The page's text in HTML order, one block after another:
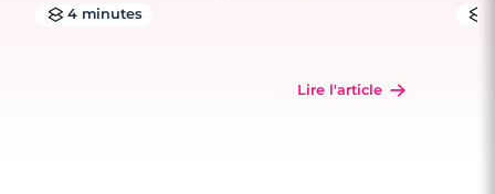
4 minutes
Lire l'article